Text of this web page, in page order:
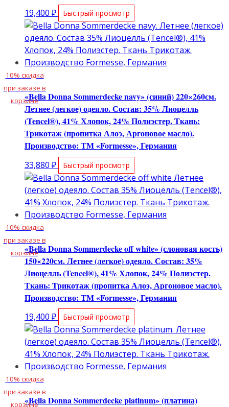
19,400 ₽ Быстрый просмотр
10% скидка
при заказе в
корзине«Bella Donna Sommerdecke navy» (синий) 220×260см.
Летнее (легкое) одеяло. Состав: 35% Лиоцелль
(Tencel®), 41% Хлопок, 24% Полиэстер. Ткань:
Трикотаж (пропитка Алоэ, Аргоновое масло).
Производство: ТМ «Formesse», Германия
33,880 ₽ Быстрый просмотр
10% скидка
при заказе в
корзине«Bella Donna Sommerdecke off white» (слоновая кость)
150×220см. Летнее (легкое) одеяло. Состав: 35%
Лиоцелль (Tencel®), 41% Хлопок, 24% Полиэстер.
Ткань: Трикотаж (пропитка Алоэ, Аргоновое масло).
Производство: ТМ «Formesse», Германия
19,400 ₽ Быстрый просмотр
10% скидка
при заказе в
корзине«Bella Donna Sommerdecke platinum» (платина)